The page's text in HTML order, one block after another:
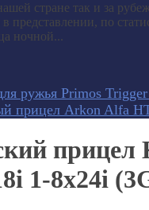
стране так и за
представлении, по
ночной...
ружья Primos
прицел Arkon Alfa
прицел
1-8x24i